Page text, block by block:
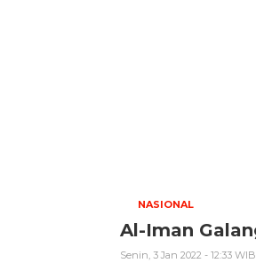
NASIONAL
Al-Iman
Senin, 3 Jan 2022 - 12:33 WIB